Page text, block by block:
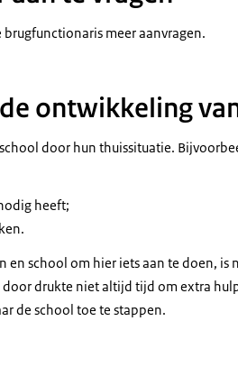
meer aanvragen.
ontwikkeling
door hun thuissituatie.
heeft;
en school om hier iets aan te doen,
drukte niet altijd tijd om extra
de school toe te stappen.